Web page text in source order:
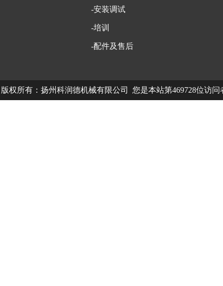
-安装调试
-培训
-配件及售后
版权所有：扬州科润德机械有限公司 您是本站第469728位访